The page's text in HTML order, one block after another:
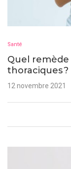
Santé
Quel
thoraciques ?
12 novembre 2021